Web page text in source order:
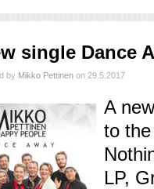
single Dance
by Mikko Pettinen on 29.5.2017
A
to
LP,